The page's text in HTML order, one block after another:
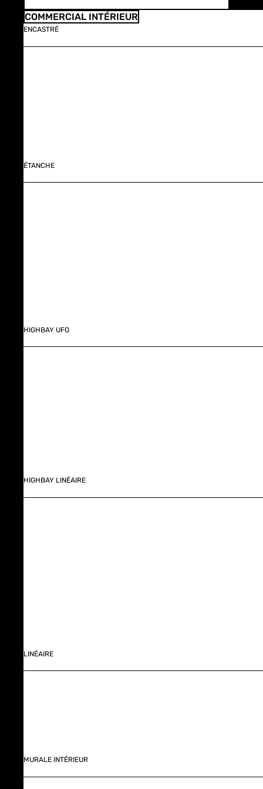
COMMERCIAL INTÉRIEUR
ENCASTRÉ
ÉTANCHE
HIGHBAY UFO
HIGHBAY LINÉAIRE
LINÉAIRE
MURALE INTÉRIEUR